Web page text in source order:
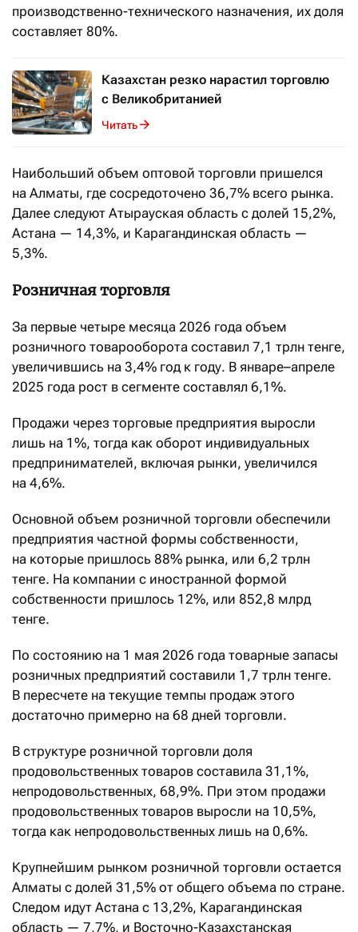
производственно-технического назначения, их доля
составляет 80%.
Казахстан резко нарастил торговлю
с Великобританией
Читать
Наибольший объем оптовой торговли пришелся
на Алматы, где сосредоточено 36,7% всего рынка.
Далее следуют Атырауская область с долей 15,2%,
Астана — 14,3%, и Карагандинская область —
5,3%.
Розничная торговля
За первые четыре месяца 2026 года объем
розничного товарооборота составил 7,1 трлн тенге,
увеличившись на 3,4% год к году. В январе–апреле
2025 года рост в сегменте составлял 6,1%.
Продажи через торговые предприятия выросли
лишь на 1%, тогда как оборот индивидуальных
предпринимателей, включая рынки, увеличился
на 4,6%.
Основной объем розничной торговли обеспечили
предприятия частной формы собственности,
на которые пришлось 88% рынка, или 6,2 трлн
тенге. На компании с иностранной формой
собственности пришлось 12%, или 852,8 млрд
тенге.
По состоянию на 1 мая 2026 года товарные запасы
розничных предприятий составили 1,7 трлн тенге.
В пересчете на текущие темпы продаж этого
достаточно примерно на 68 дней торговли.
В структуре розничной торговли доля
продовольственных товаров составила 31,1%,
непродовольственных, 68,9%. При этом продажи
продовольственных товаров выросли на 10,5%,
тогда как непродовольственных лишь на 0,6%.
Крупнейшим рынком розничной торговли остается
Алматы с долей 31,5% от общего объема по стране.
Следом идут Астана с 13,2%, Карагандинская
область — 7,7%, и Восточно-Казахстанская